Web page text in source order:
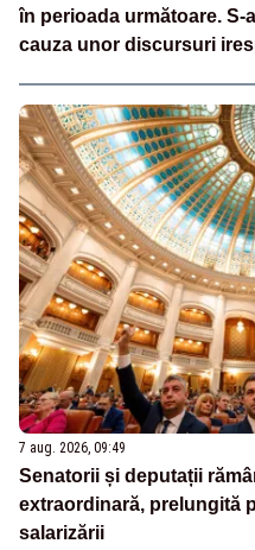
în perioada următoare. S-
cauza unor discursuri
7 aug. 2026, 09:49
Senatorii și deputații
extraordinară, prelungită
salarizării